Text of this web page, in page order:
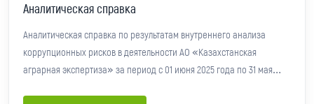
Аналитическая справка
Аналитическая справка по результатам внутреннего анализа
коррупционных рисков в деятельности АО «Казахстанская
аграрная экспертиза» за период с 01 июня 2025 года по 31 мая